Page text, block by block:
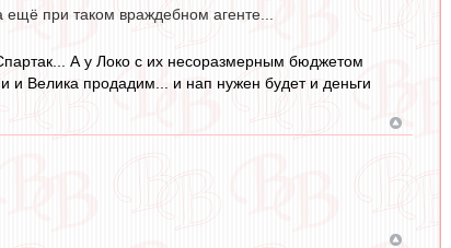
ещё при таком враждебном агенте...
А у Локо с их несоразмерным бюджетом
и Велика продадим... и нап нужен будет и деньги